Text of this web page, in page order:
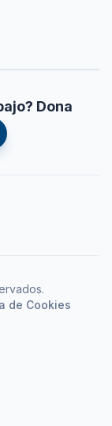
Dona
de Cookies